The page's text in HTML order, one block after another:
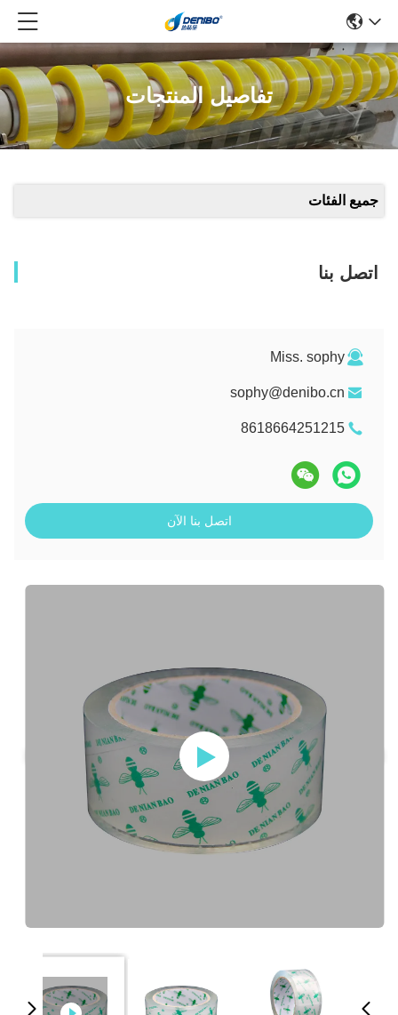
تفاصيل المنتجات
جميع الفئات
اتصل بنا
Miss. sophy
sophy@denibo.cn
8618664251215
اتصل بنا الآن